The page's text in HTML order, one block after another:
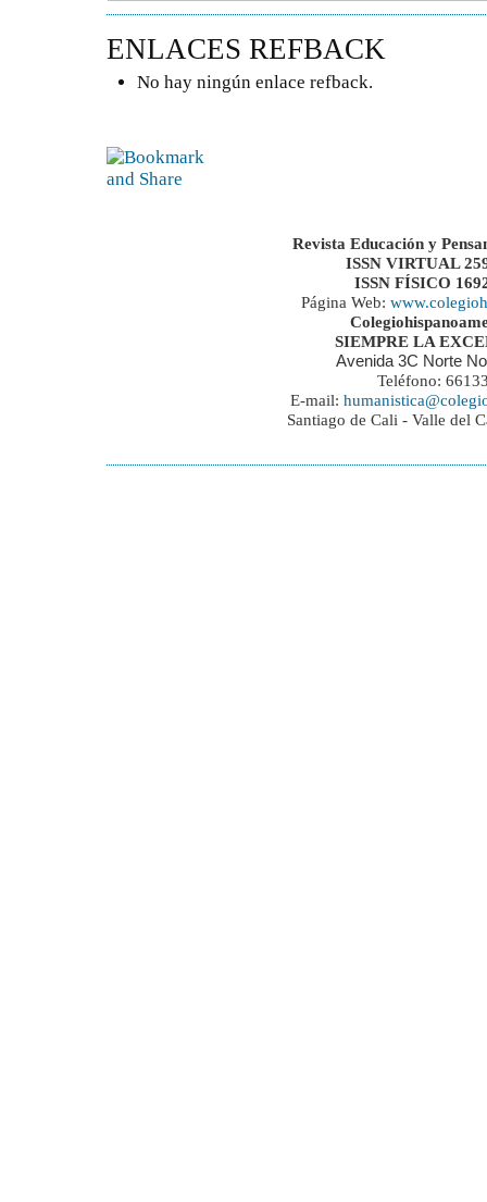
ENLACES REFBACK
No hay ningún enlace refback.
Revista Educación y
ISSN VIRTUAL
ISSN FÍSICO
Página Web:
SIEMPRE LA
Avenida 3C Norte
Teléfono:
E-mail:
Santiago de Cali - Valle del